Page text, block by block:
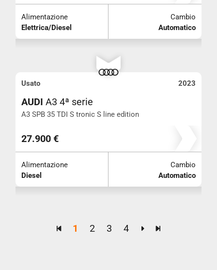
Alimentazione
Elettrica/Diesel
Cambio
Automatico
Usato 2023
AUDI A3 4ª serie
A3 SPB 35 TDI S tronic S line edition
Km 69.380
27.900 €
Alimentazione
Diesel
Cambio
Automatico
1 2 3 4